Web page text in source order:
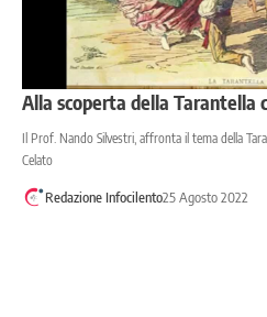
Alla scoperta della Tarantella
Il Prof. Nando Silvestri, affronta il tema della
Celato
Redazione Infocilento25 Agosto 2022